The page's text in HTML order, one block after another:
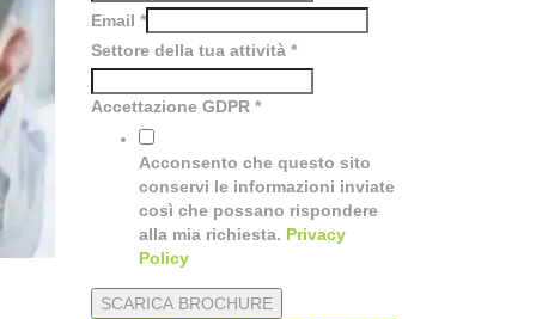
Email *
Settore della tua attività *
Accettazione GDPR *
Acconsento che questo sito
conservi le informazioni inviate
così che possano rispondere
alla mia richiesta. Privacy
Policy
SCARICA BROCHURE